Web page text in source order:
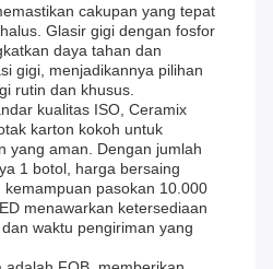
cakupan yang tepat
Glasir gigi dengan fosfor
daya tahan dan
gigi, menjadikannya pilihan
rutin dan khusus.
kualitas ISO, Ceramix
karton kokoh untuk
yang aman. Dengan jumlah
1 botol, harga bersaing
pasokan 10.000
menawarkan ketersediaan
waktu pengiriman yang